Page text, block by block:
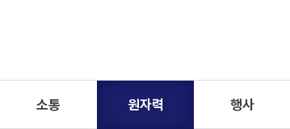
소통 원자력 행사